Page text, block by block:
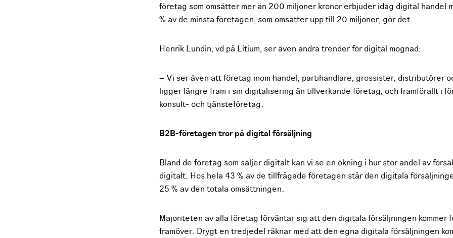
företag som omsätter mer än 200 miljoner kronor erbjuder idag digital handel
% av de minsta företagen, som omsätter upp till 20 miljoner, gör det.
Henrik Lundin, vd på Litium, ser även andra trender för digital mognad:
– Vi ser även att företag inom handel, partihandlare, grossister, distributörer
ligger längre fram i sin digitalisering än tillverkande företag, och framförallt i
konsult- och tjänsteföretag.
B2B-företagen tror på digital försäljning
Bland de företag som säljer digitalt kan vi se en ökning i hur stor andel av
digitalt. Hos hela 43 % av de tillfrågade företagen står den digitala
25 % av den totala omsättningen.
Majoriteten av alla företag förväntar sig att den digitala försäljningen kommer
framöver. Drygt en tredjedel räknar med att den egna digitala försäljningen